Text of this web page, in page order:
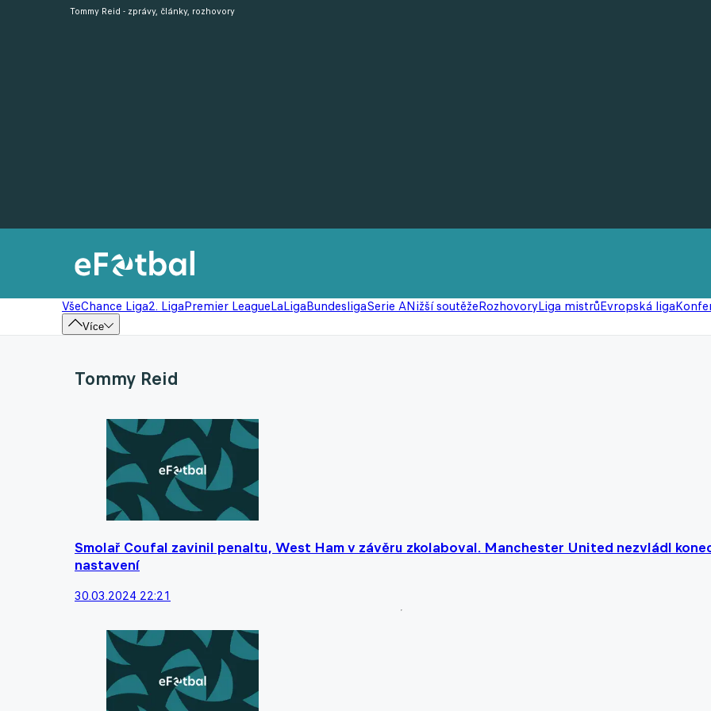
VšeChance Liga2. LigaPremier LeagueLaLigaBundesligaSerie ANižší soutěžeRozhovoryLiga mistrůEvropská liga
Více
Tommy Reid - zprávy, články, rozhovory
Tommy Reid
Smolař Coufal zavinil penaltu, West Ham v závěru zkolaboval. Manchester United nezvládl
nastavení
30.03.2024 22:21